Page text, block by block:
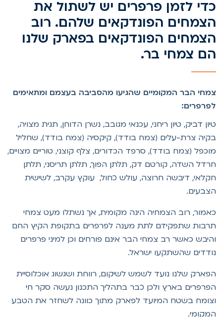
לזמן פרפרים יש לשתול את
הפונדקאים שלהם. רוב
הפונדקאים בפארק שלנו
צמחי בר.
הבר המקומיים שהגיעו מהסביבה בעצמם ומתאימים
דביק, טיון ריחני, עכנאי מגובב, נשרן הדוחן, תגית מצויה,
צרת-עלים (צמח בודד), קיקסיה (צמח בודד), שחליל
(צמח בודד), סרפד הכדורים, צלף קוצני, טוריים מצויים,
השדה, קורטם דק, תלתן הפוך, תלתן תריסני, תלתן
דיבשה חרוצה, עולש כחול, עוקץ עקרב, לשישית
רוב הצמחיה הינה מקומית, אך נשתלו מעט צמחי
שתפקידם לתת מענה לפרפרים בתקופת הקיץ החם
כאשר רב צמחי הבר אינם פורחים וכן למיני פרפרים
שהשתקעו ישראל.
שלנו נועד לשמש לשיקום, רווחת ושגשוג אוכלוסיית
בארץ ולכן כבר בתהליך התכנון נעשה סקר חי
בשטח המיועד לפארק מתוך כוונה לשחזר את הטבע